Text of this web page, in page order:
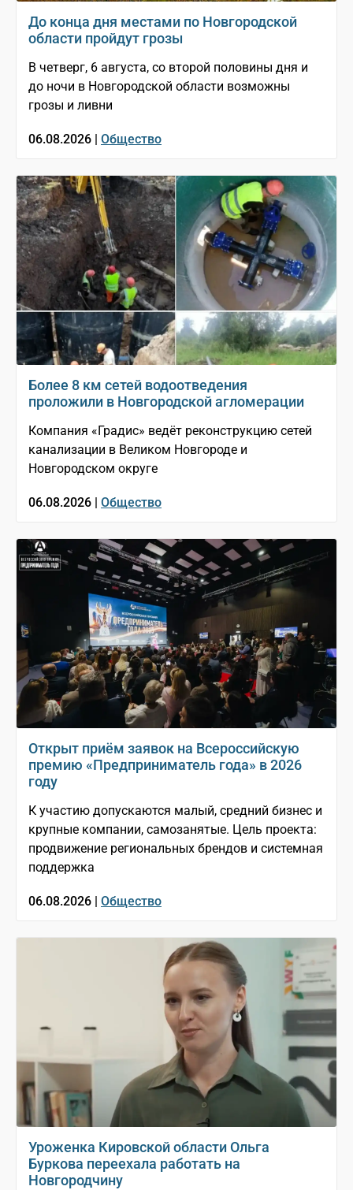
До конца дня местами по Новгородской
области пройдут грозы
В четверг, 6 августа, со второй половины дня и
до ночи в Новгородской области возможны
грозы и ливни
06.08.2026 | Общество
Более 8 км сетей водоотведения
проложили в Новгородской агломерации
Компания «Градис» ведёт реконструкцию сетей
канализации в Великом Новгороде и
Новгородском округе
06.08.2026 | Общество
Открыт приём заявок на Всероссийскую
премию «Предприниматель года» в 2026
году
К участию допускаются малый, средний бизнес и
крупные компании, самозанятые. Цель проекта:
продвижение региональных брендов и системная
поддержка
06.08.2026 | Общество
Уроженка Кировской области Ольга
Буркова переехала работать на
Новгородчину